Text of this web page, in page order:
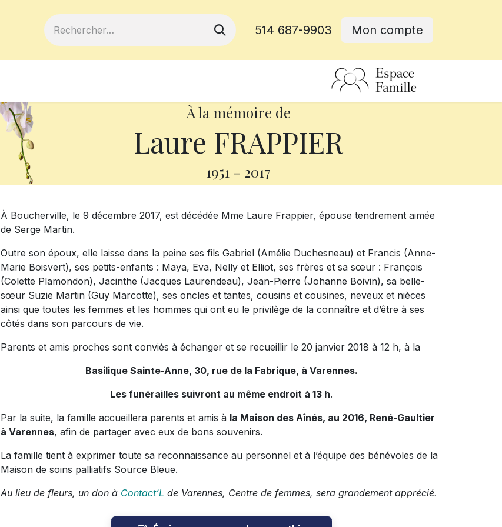
514 687-9903 Mon compte
À la mémoire de
Laure FRAPPIER
1951 - 2017
À Boucherville, le 9 décembre 2017, est décédée Mme Laure Frappier, épouse tendrement aimée
de Serge Martin.
Outre son époux, elle laisse dans la peine ses fils Gabriel (Amélie Duchesneau) et Francis (Anne-
Marie Boisvert), ses petits-enfants : Maya, Eva, Nelly et Elliot, ses frères et sa sœur : François
(Colette Plamondon), Jacinthe (Jacques Laurendeau), Jean-Pierre (Johanne Boivin), sa belle-
sœur Suzie Martin (Guy Marcotte), ses oncles et tantes, cousins et cousines, neveux et nièces
ainsi que toutes les femmes et les hommes qui ont eu le privilège de la connaître et d’être à ses
côtés dans son parcours de vie.
Parents et amis proches sont conviés à échanger et se recueillir le 20 janvier 2018 à 12 h, à la
Basilique Sainte-Anne, 30, rue de la Fabrique, à Varennes.
Les funérailles suivront au même endroit à 13 h.
Par la suite, la famille accueillera parents et amis à la Maison des Aînés, au 2016, René-Gaultier
à Varennes, afin de partager avec eux de bons souvenirs.
La famille tient à exprimer toute sa reconnaissance au personnel et à l’équipe des bénévoles de la
Maison de soins palliatifs Source Bleue.
Au lieu de fleurs, un don à Contact’L de Varennes, Centre de femmes, sera grandement apprécié.